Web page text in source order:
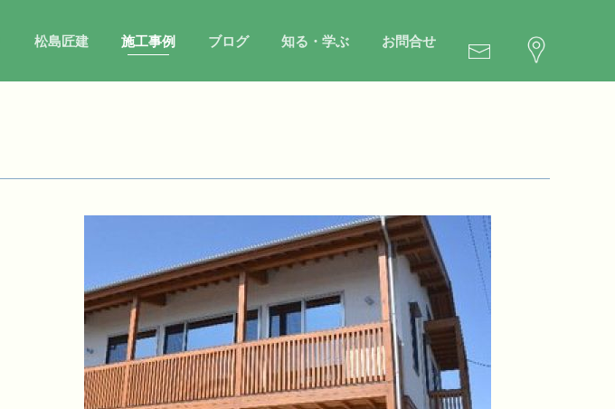
松島匠建 施工事例 ブログ 知る・学ぶ お問合せ